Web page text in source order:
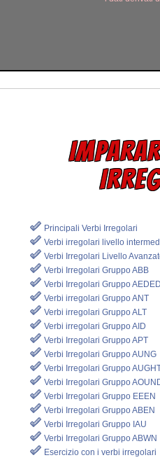
Principali Verbi Irregolari
Verbi irregolari livello
Verbi Irregolari Livello
Verbi Irregolari Gruppo ABB
Verbi Irregolari Gruppo AEDED
Verbi irregolari Gruppo ANT
Verbi irregolari Gruppo ALT
Verbi irregolari Gruppo AID
Verbi Irregolari Gruppo APT
Verbi Irregolari Gruppo AUNG
Verbi Irregolari Gruppo
Verbi Irregolari Gruppo
Verbi Irregolari Gruppo EEEN
Verbi Irregolari Gruppo ABEN
Verbi Irregolari Gruppo IAU
Verbi Irregolari Gruppo ABWN
Esercizio con i verbi irregolari